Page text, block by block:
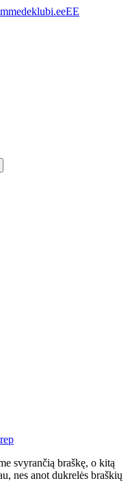
EE
svyrančią braškę, o kitą
nes anot dukrelės braškių